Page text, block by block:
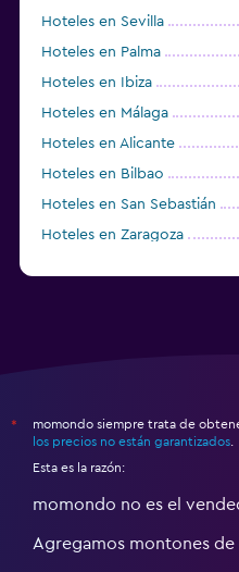
Hoteles en Sevilla
Hoteles en Palma
Hoteles en Ibiza
Hoteles en Málaga
Hoteles en Alicante
Hoteles en Bilbao
Hoteles en San Sebastián
Hoteles en Zaragoza
*
momondo siempre trata de
los precios no están garantizados
Esta es la razón:
momondo no es el
Agregamos montones de